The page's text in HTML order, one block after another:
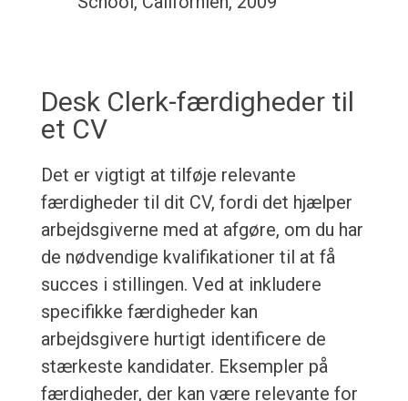
Desk Clerk-færdigheder til
et CV
Det er vigtigt at tilføje relevante
færdigheder til dit CV, fordi det hjælper
arbejdsgiverne med at afgøre, om du har
de nødvendige kvalifikationer til at få
succes i stillingen. Ved at inkludere
specifikke færdigheder kan
arbejdsgivere hurtigt identificere de
stærkeste kandidater. Eksempler på
færdigheder, der kan være relevante for